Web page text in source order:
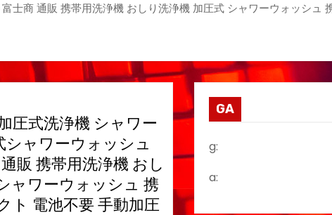
士商 通販 携帯用洗浄機 おしり洗浄機 加圧式 シャワーウォッシュ
圧式洗浄機 シャワー
シャワーウォッシュ
販 携帯用洗浄機 おし
ャワーウォッシュ 携
ト 電池不要 手動加圧
GA
g:
a: